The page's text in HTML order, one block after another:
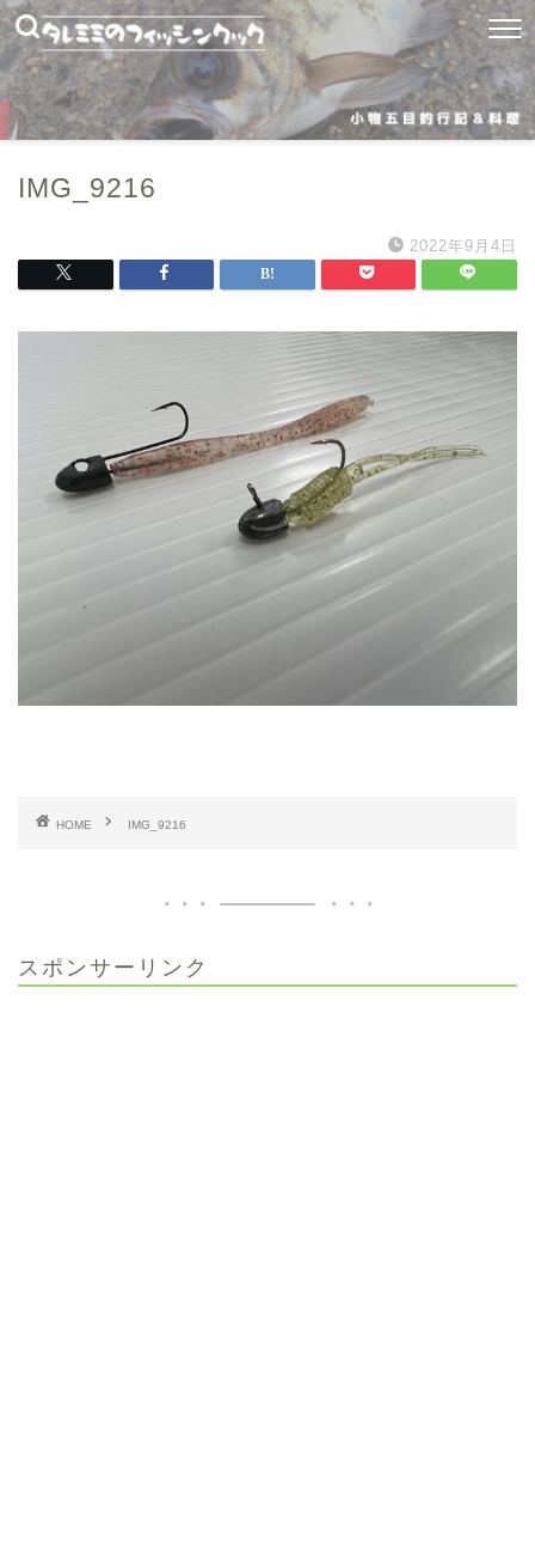
IMG_9216
2022年9月4日
HOME IMG_9216
スポンサーリンク